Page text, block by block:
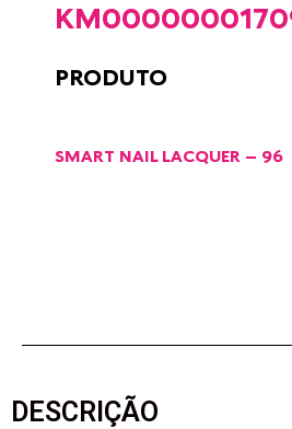
PRODUTO
SMART NAIL LACQUER – 96
DESCRIÇÃO